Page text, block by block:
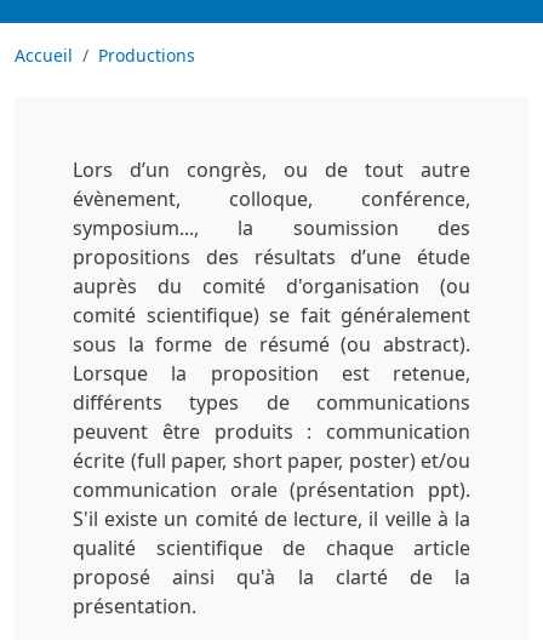
Accueil Productions
Lors d’un congrès, ou de tout autre
évènement, colloque, conférence,
symposium..., la soumission des
propositions des résultats d’une étude
auprès du comité d'organisation (ou
comité scientifique) se fait généralement
sous la forme de résumé (ou abstract).
Lorsque la proposition est retenue,
différents types de communications
peuvent être produits : communication
écrite (full paper, short paper, poster) et/ou
communication orale (présentation ppt).
S'il existe un comité de lecture, il veille à la
qualité scientifique de chaque article
proposé ainsi qu'à la clarté de la
présentation.